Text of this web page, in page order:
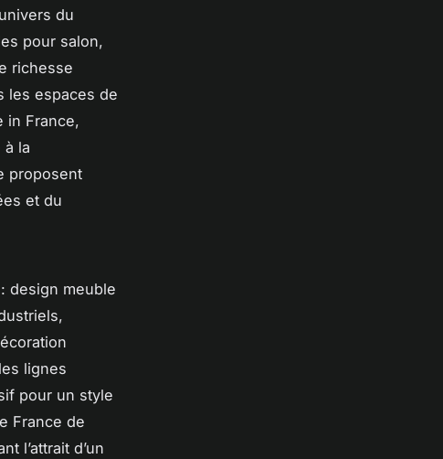
du
pour salon,
richesse
les espaces de
in France,
la
proposent
et du
design meuble
lignes
pour un style
France de
l’attrait d’un